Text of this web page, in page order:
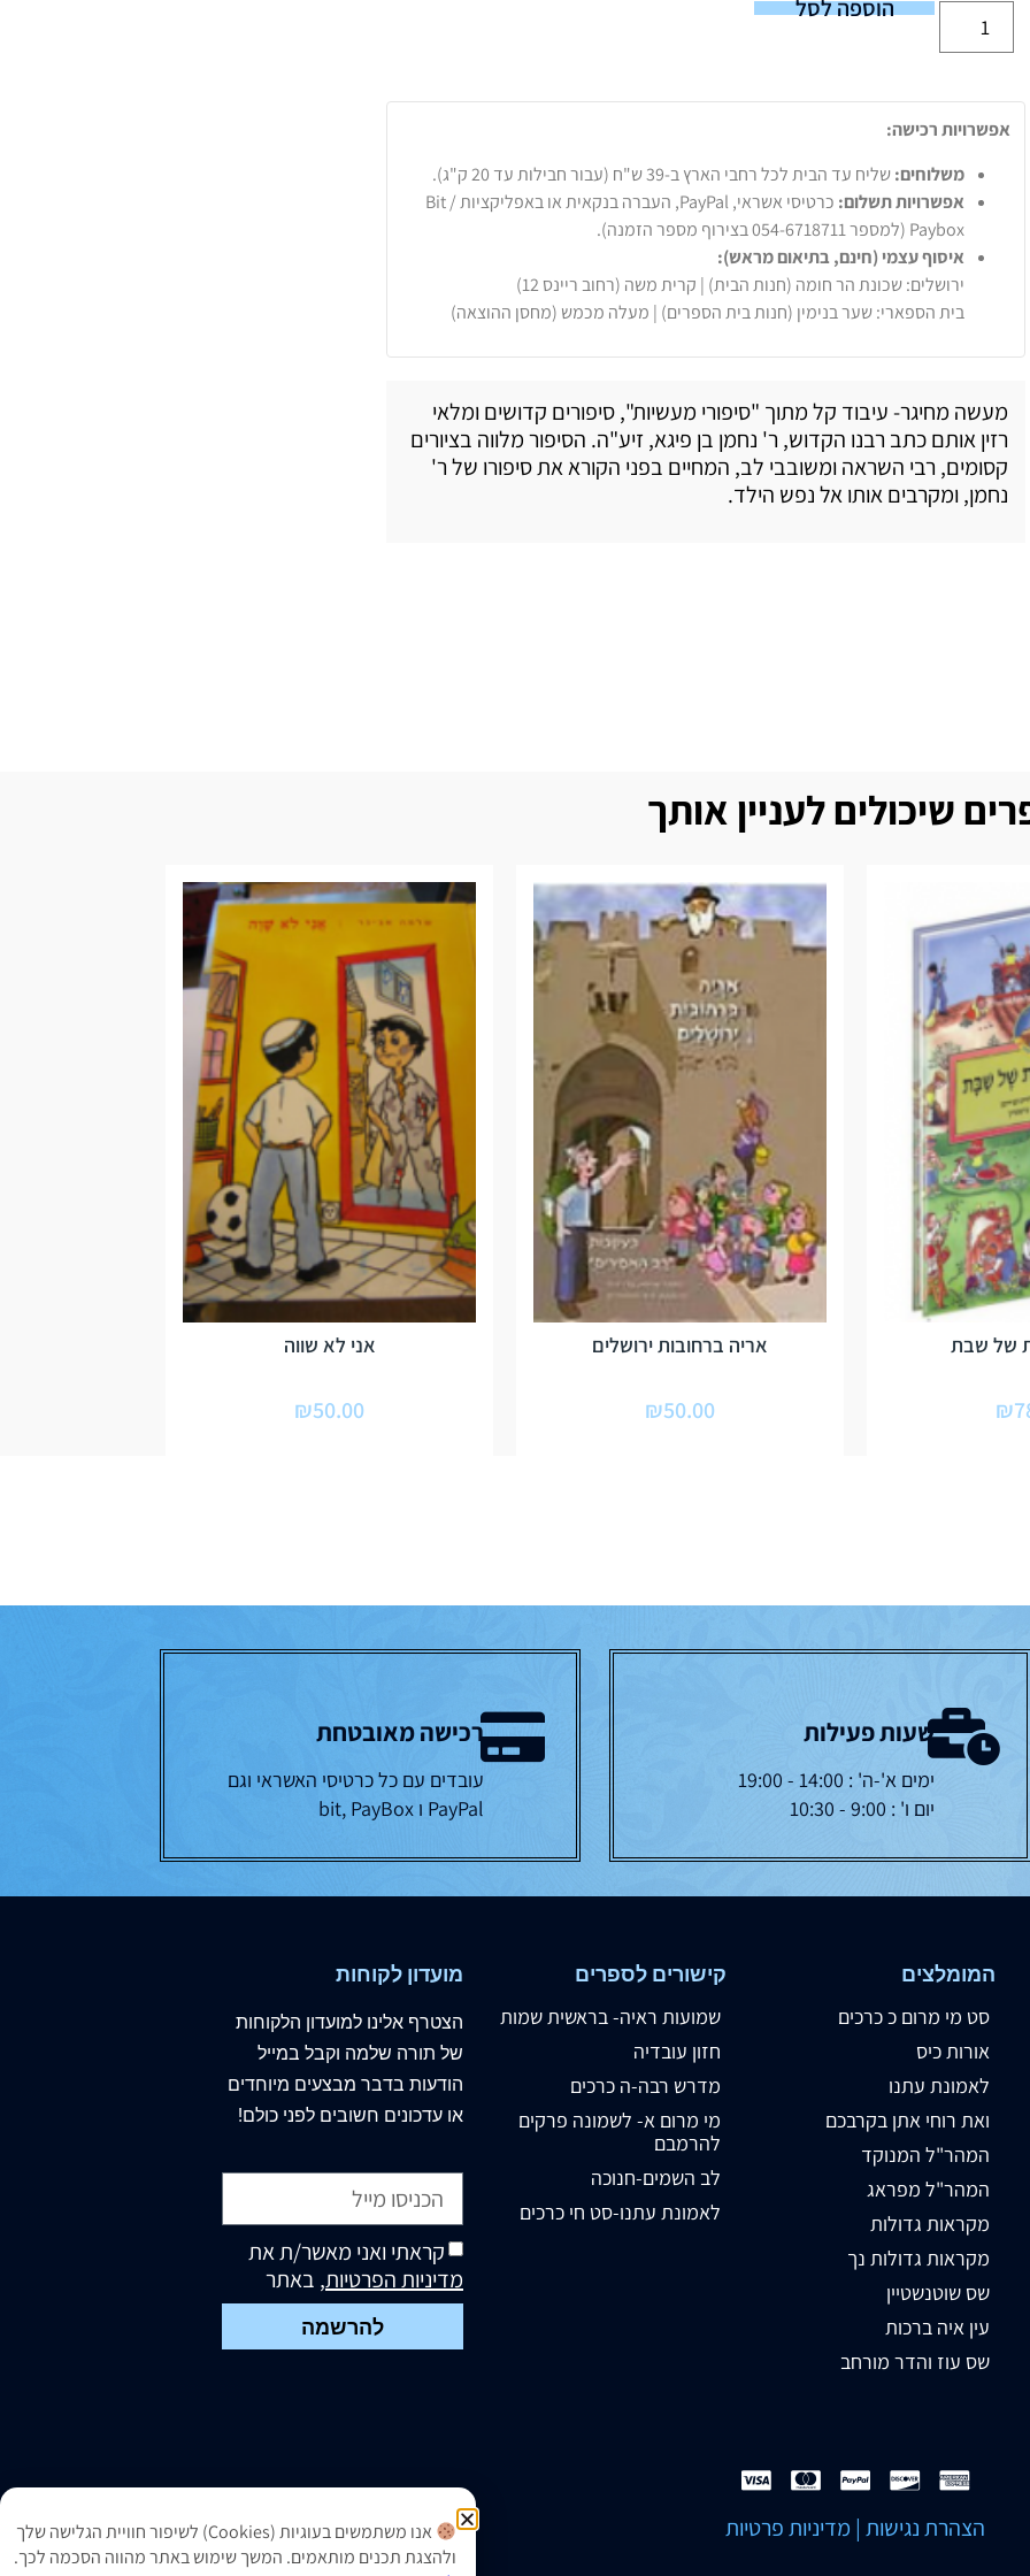
הוספה לסל
אפשרויות רכישה:
משלוחים:שליח עד הבית לכל רחבי הארץ ב-39 ש"ח (עבור חבילות עד 20 ק"ג).
אפשרויות תשלום:
כרטיסי אשראי, PayPal, העברה בנקאית או באפליקציות Bit /
Paybox (למספר 054-6718711 בצירוף מספר הזמנה).
איסוף עצמי (חינם, בתיאום מראש):
ירושלים: שכונת הר חומה (חנות הבית) | קרית משה (רחוב ריינס 12)
בית הספארי: שער בנימין (חנות בית הספרים) | מעלה מכמש (מחסן ההוצאה)
מעשה מחיגר- עיבוד קל מתוך "סיפורי מעשיות", סיפורים קדושים ומלאי
רזין אותם כתב רבנו הקדוש, ר' נחמן בן פיגא, זיע"ה. הסיפור מלווה בציורים
קסומים, רבי השראה ומשובבי לב, המחיים בפני הקורא את סיפורו של ר'
נחמן, ומקרבים אותו אל נפש הילד.
שיכולים לעניין אותך
של שבת
₪
אריה ברחובות ירושלים
₪50.00
אני לא שווה
₪50.00
שעות פעילות
ימים א'-ה' : 14:00 - 19:00
יום ו' : 9:00 - 10:30
רכישה מאובטחת
עובדים עם כל כרטיסי האשראי וגם
PayPal ו bit, PayBox
המומלצים
סט מי מרום כ כרכים
אורות כיס
לאמונת עתנו
ואת רוחי אתן בקרבכם
המהר"ל המנוקד
המהר"ל מפראג
מקראות גדולות
מקראות גדולות נך
שס שוטנשטיין
עין איה ברכות
שס עוז והדר מורחב
קישורים לספרים
שמועות ראיה- בראשית שמות
חזון עובדיה
מדרש רבה-ה כרכים
מי מרום א- לשמונה פרקים
להרמבם
לב השמים-חנוכה
לאמונת עתנו-סט חי כרכים
מועדון לקוחות
הצטרף אלינו למועדון הלקוחות
של תורה שלמה וקבל במייל
הודעות בדבר מבצעים מיוחדים
או עדכונים חשובים לפני כולם!
קראתי ואני מאשר/ת את
מדיניות הפרטיות, באתר
להרשמה
הצהרת נגישות | מדיניות פרטיות
אנו משתמשים בעוגיות (Cookies) לשיפור חוויית הגלישה שלך
ולהצגת תכנים מותאמים. המשך שימוש באתר מהווה הסכמה לכך.